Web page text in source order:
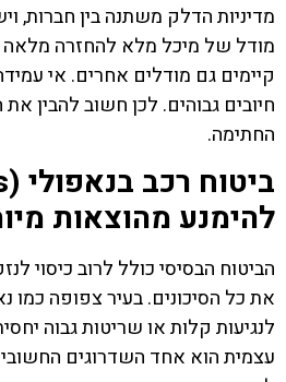
מדיניות הדלק משתנה בין חברות,
מודל של מיכל מלא להחזרה מלאה
קיימים גם מודלים אחרים. אי
חיובים גבוהים. לכן חשוב להבין
החתימה.
להימנע מהוצאות
הביטוח הבסיסי כולל לרוב כיסוי
לנגיעות קלות או שריטות גבוה
עצמית הוא אחד השדרוגים